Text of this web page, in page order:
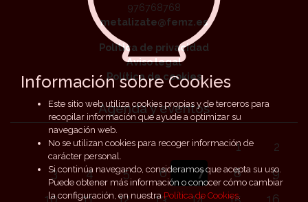
976768768
metalizate@femz.es
Política de privacidad
Aviso legal
Política de cookies
Agenda y eventos
1
2
3
4 5 6 7 8
9
Información sobre Cookies
Este sitio web utiliza cookies propias y de terceros para
recopilar información que ayude a optimizar su
navegación web.
No se utilizan cookies para recoger información de
carácter personal.
Si continúa navegando, consideramos que acepta su uso.
Puede obtener más información o conocer cómo cambiar
la configuración, en nuestraPolítica de Cookies.